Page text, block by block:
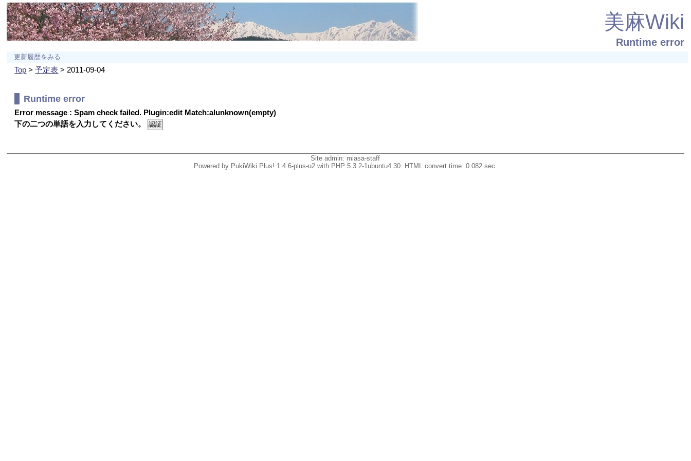
美麻Wiki
Runtime error
更新履歴をみる
Top >予定表 > 2011-09-04
Runtime error
Error message : Spam check failed. Plugin:edit Match:alunknown(empty)
下の二つの単語を入力してください。
Site admin: miasa-staff
Powered by PukiWiki Plus! 1.4.6-plus-u2 with PHP 5.3.2-1ubuntu4.30. HTML convert time: 0.082 sec.